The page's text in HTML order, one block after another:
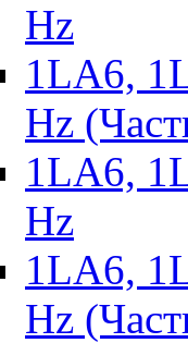
Hz
1LA6,
Hz
1LA6,
Hz
1LA6,
Hz